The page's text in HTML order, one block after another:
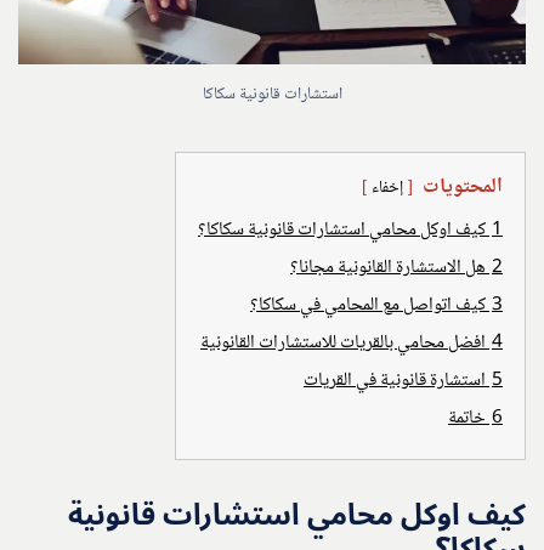
استشارات قانونية سكاكا
المحتويات إخفاء
1كيف اوكل محامي استشارات قانونية سكاكا؟
2هل الاستشارة القانونية مجانا؟
3كيف اتواصل مع المحامي في سكاكا؟
4افضل محامي بالقريات للاستشارات القانونية
5استشارة قانونية في القريات
6خاتمة
كيف اوكل محامي استشارات قانونية